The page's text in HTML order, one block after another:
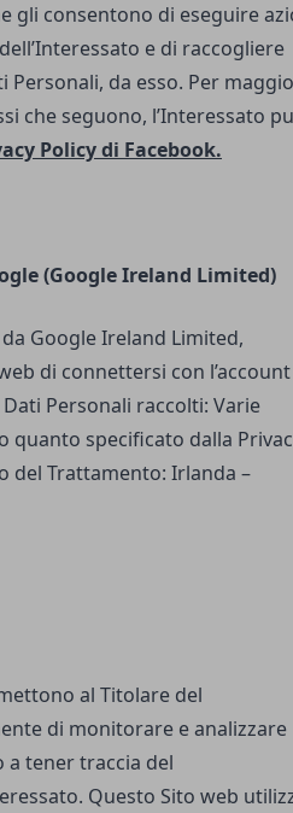
gli consentono di eseguire
e di raccogliere
Personali, da esso. Per
che seguono, l’Interessato
Policy di Facebook.
(Google Ireland Limited)
Google Ireland Limited,
di connettersi con l’account
Personali raccolti: Varie
quanto specificato dalla
del Trattamento: Irlanda –
al Titolare del
di monitorare e analizzare
tener traccia del
Questo Sito web